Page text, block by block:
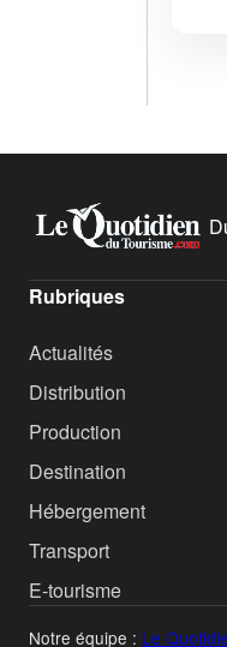
Rubriques
Actualités
Distribution
Production
Destination
Hébergement
Transport
E-tourisme
Notre équipe : Le